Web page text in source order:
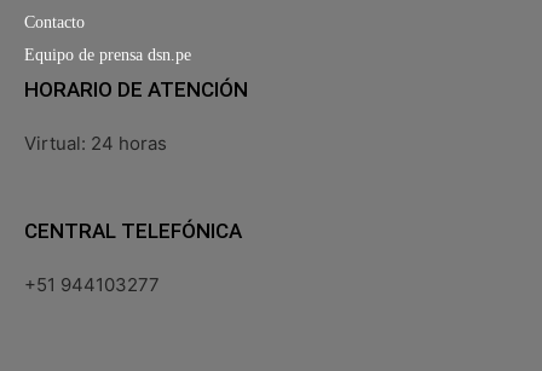
Contacto
Equipo de prensa dsn.pe
HORARIO DE ATENCIÓN
Virtual: 24 horas
CENTRAL TELEFÓNICA
+51 944103277